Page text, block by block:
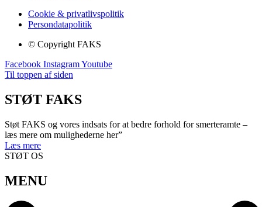
Cookie & privatlivspolitik
Persondatapolitik
© Copyright FAKS
Facebook InstagramYoutube
Til toppen af siden
STØT FAKS
Støt FAKS og vores indsats for at bedre forhold for smerteramte –
læs mere om mulighederne her”
Læs mere
STØT OS
MENU